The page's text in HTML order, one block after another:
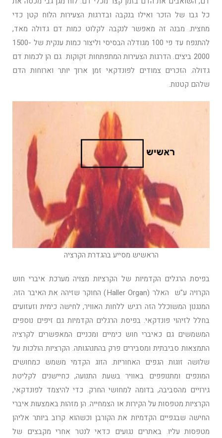
כל גבו של הזכר ואילו בנקבה ובדרגות הצעירות הלוח קטן כדי
מחצית. מבנה זה מאפשר לנקבה לקלוט כמות דם גדולה מאד,
להתנפח עד פי 100 מגודלה הבסיסי וליצור כמות ענקית של 1500-
2000 ביצים. הדרגות הצעירות המתפתחות זקוקות גם הן לכמות דם
גדולה. הזכרים צמודים לפונדקאי זמן ארוך יותר וארוחות הדם
שלהם קטנות.
הראשיש מסייע בהגדרת הקרציה
בפיסת הרגלים הקדמיות של הקרציות מצויה מערכת איברי חוש
הקרויה ע"ש האלר (Haller Organ) החוקר שזיהה את האיבר הזה.
המנגנון המשוכלל הזה רגיש ללחות האוויר, לחישה כימית וזעזועים
בחלל לזיהוי פונדקאי. בפיסת הרגלים הקדמיות גם זיפים נוספים
המשמשים גם כאיברי חוש כימיים ומכניים המאפשרים לקרציה
התמצאות סביבתית ומסבירים פרק בהתנהגותה. הקרציות הולכות על
שלושה זוגות הגפים האחוריות. הזוג הקדמי משמש כמחושים
המונפים ומתנופפים באוויר בשעת התנועה, כחיישנים לקליטת
גירויים מהסביבה, בדומה למחושי החרק. כדי להיצמד לפונדקאי,
הקרציות מטפסות על הקירות או הצמחייה. הן מזהות באמצעות איברי
החישה שבגפיים הקדמיות את הקורבן וכשהוא קרוב ביותר אליהן
מטפסות עליו. באתרים נגועים כדאי לנטר אחרי מקבצים של